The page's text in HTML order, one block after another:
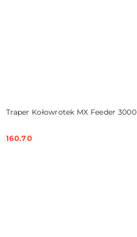
Traper Kołowrotek MX Feeder 3000
Cena:
160.70